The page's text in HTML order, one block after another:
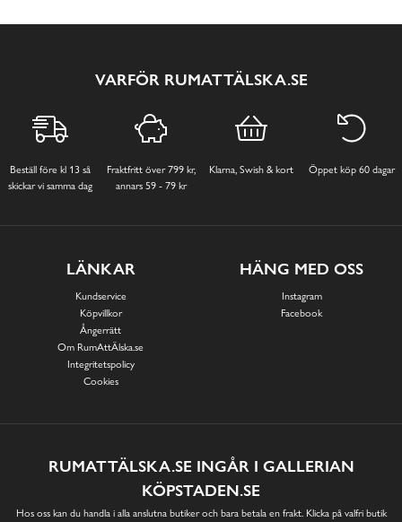
VARFÖR RUMATTÄLSKA.SE
Beställ före kl 13 så
skickar vi samma dag
Fraktfritt över 799 kr,
annars 59 - 79 kr
Klarna, Swish & kort Öppet köp 60 dagar
LÄNKAR
Kundservice
Köpvillkor
Ångerrätt
Om RumAttÄlska.se
Integritetspolicy
Cookies
HÄNG MED OSS
Instagram
Facebook
RUMATTÄLSKA.SE INGÅR I GALLERIAN
KÖPSTADEN.SE
Hos oss kan du handla i alla anslutna butiker och bara betala en frakt. Klicka på valfri butik